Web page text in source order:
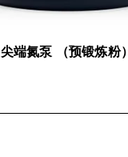
尖端氮泵 （预锻炼粉）